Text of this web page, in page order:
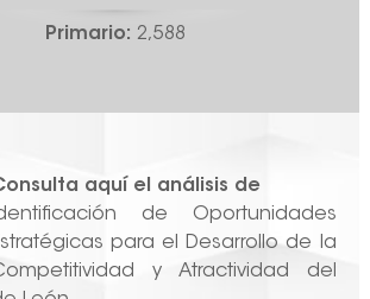
Primario: 2,588
aquí el análisis de
de Oportunidades
para el Desarrollo de la
y Atractividad del